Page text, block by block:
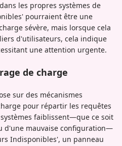
les propres systèmes de
pourraient être une
sévère, mais lorsque cela
d'utilisateurs, cela indique
une attention urgente.
de charge
sur des mécanismes
pour répartir les requêtes
faiblissent—que ce soit
d'une mauvaise configuration—
Indisponibles', un panneau